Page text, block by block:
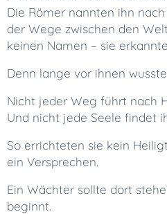
Die Römer nannten ihn
der Wege zwischen den
keinen Namen – sie
Denn lange vor ihnen
Nicht jeder Weg führt nach
Und nicht jede Seele findet
So errichteten sie kein
ein Versprechen.
Ein Wächter sollte dort
beginnt.